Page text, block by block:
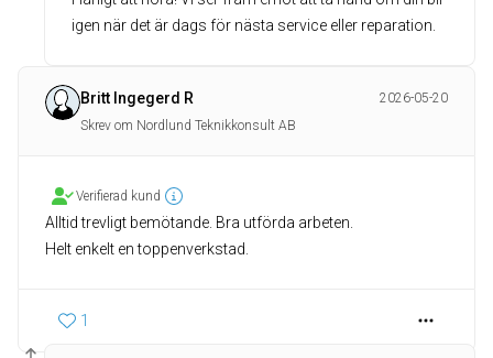
igen när det är dags för nästa service eller reparation.
Britt Ingegerd R
2026-05-20
Skrev om Nordlund Teknikkonsult AB
Verifierad kund
Alltid trevligt bemötande. Bra utförda arbeten.
Helt enkelt en toppenverkstad.
1